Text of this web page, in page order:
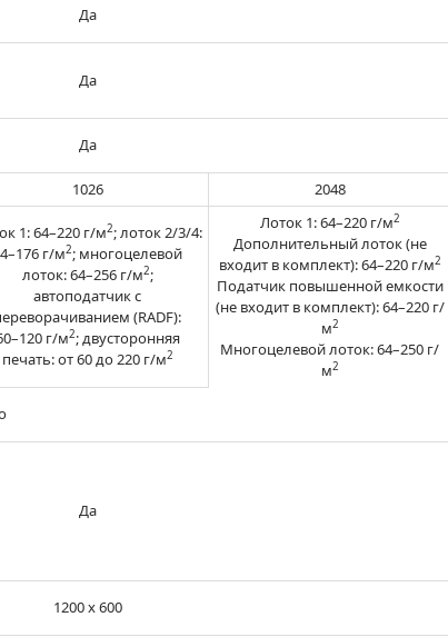
Да
Да
Да
1026 2048
1: 64–220 г/м2; лоток 2/3/4:
г/м2; многоцелевой
лоток: 64–256 г/м2;
автоподатчик с
(RADF):
г/м2; двусторонняя
печать: от 60 до 220 г/м2
Лоток 1: 64–220 г/м2
Дополнительный лоток (не
входит в комплект): 64–220 г/м2
Податчик повышенной емкости
(не входит в комплект): 64–220 г/
м2
Многоцелевой лоток: 64–250 г/
м2
Да
1200 x 600